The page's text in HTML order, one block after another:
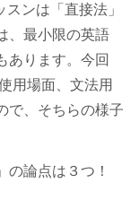
ンは「直接法」
、最小限の英語
あります。今回
用場面、文法用
で、そちらの様子
の論点は３つ！